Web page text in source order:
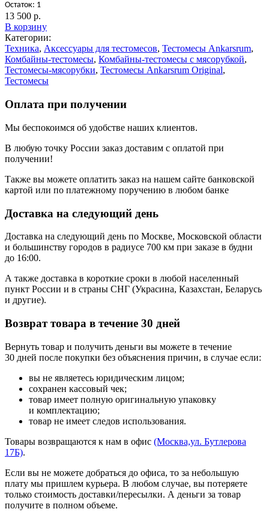
Остаток: 1
13 500 р.
В корзину
Категории:
Техника, Аксессуары для тестомесов, Тестомесы Ankarsrum,
Комбайны-тестомесы, Комбайны-тестомесы с мясорубкой,
Тестомесы-мясорубки, Тестомесы Ankarsrum Original,
Тестомесы
Оплата при получении
Мы беспокоимся об удобстве наших клиентов.
В любую точку России заказ доставим с оплатой при
получении!
Также вы можете оплатить заказ на нашем сайте банковской
картой или по платежному поручению в любом банке
Доставка на следующий день
Доставка на следующий день по Москве, Московской области
и большинству городов в радиусе 700 км при заказе в будни
до 16:00.
А также доставка в короткие сроки в любой населенный
пункт России и в страны СНГ (Украсина, Казахстан, Беларусь
и другие).
Возврат товара в течение 30 дней
Вернуть товар и получить деньги вы можете в течение
30 дней после покупки без объяснения причин, в случае если:
вы не являетесь юридическим лицом;
сохранен кассовый чек;
товар имеет полную оригинальную упаковку
и комплектацию;
товар не имеет следов использования.
Товары возвращаются к нам в офис (Москва,ул. Бутлерова
17Б).
Если вы не можете добраться до офиса, то за небольшую
плату мы пришлем курьера. В любом случае, вы потеряете
только стоимость доставки/пересылки. А деньги за товар
получите в полном объеме.